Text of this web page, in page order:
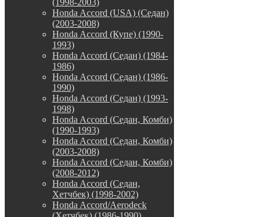
Honda Accord (USA) (Седан)
(2003-2008)
Honda Accord (Купе) (1990-
1993)
Honda Accord (Седан) (1984-
1986)
Honda Accord (Седан) (1986-
1990)
Honda Accord (Седан) (1993-
1998)
Honda Accord (Седан, Комби)
(1990-1993)
Honda Accord (Седан, Комби)
(2003-2008)
Honda Accord (Седан, Комби)
(2008-2012)
Honda Accord (Седан,
Хетчбек) (1998-2002)
Honda Accord/Aerodeck